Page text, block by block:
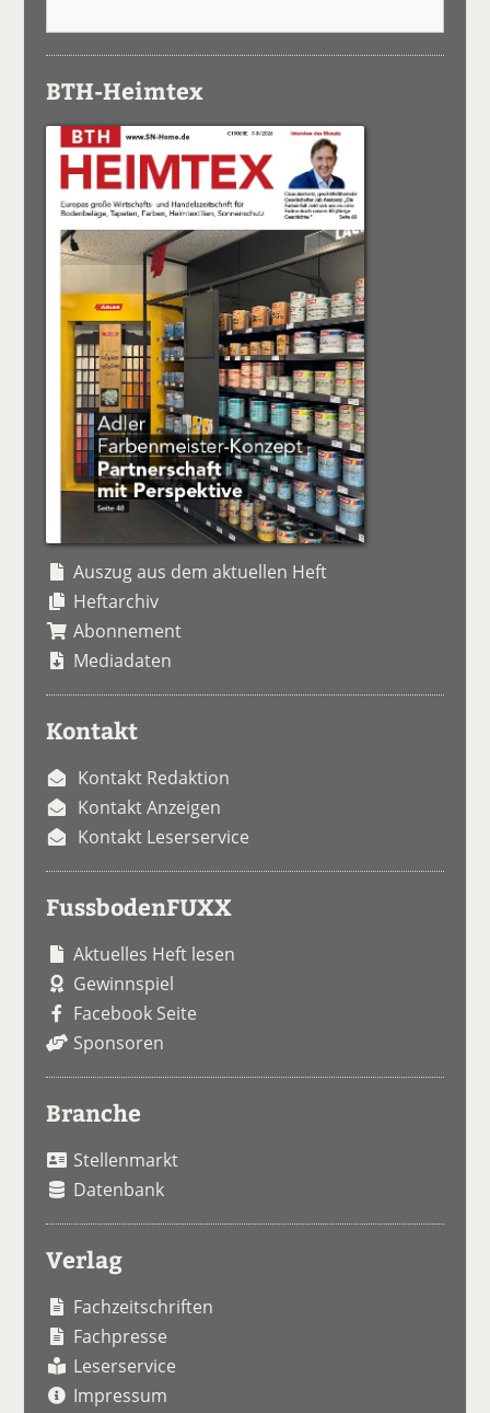
BTH-Heimtex
Auszug aus dem aktuellen Heft
Heftarchiv
Abonnement
Mediadaten
Kontakt
Kontakt Redaktion
Kontakt Anzeigen
Kontakt Leserservice
FussbodenFUXX
Aktuelles Heft lesen
Gewinnspiel
Facebook Seite
Sponsoren
Branche
Stellenmarkt
Datenbank
Verlag
Fachzeitschriften
Fachpresse
Leserservice
Impressum